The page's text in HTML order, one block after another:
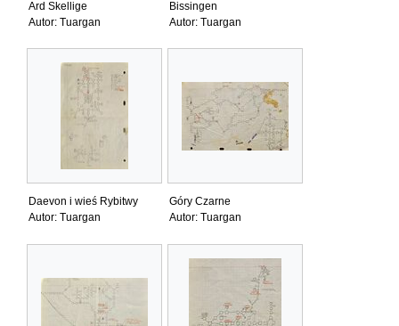
Ard Skellige
Autor: Tuargan
Bissingen
Autor: Tuargan
Daevon i wieś Rybitwy
Autor: Tuargan
Góry Czarne
Autor: Tuargan